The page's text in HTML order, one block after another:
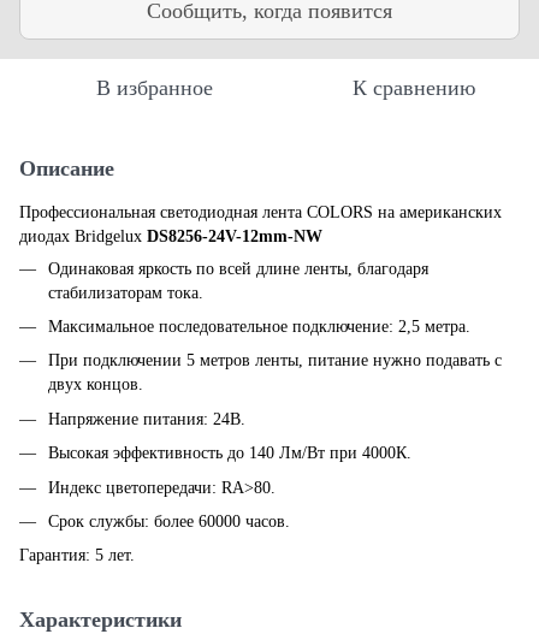
Сообщить, когда появится
В избранное К сравнению
Описание
Профессиональная светодиодная лента COLORS на американских
диодах Bridgelux DS8256-24V-12mm-NW
Одинаковая яркость по всей длине ленты, благодаря
стабилизаторам тока.
Максимальное последовательное подключение: 2,5 метра.
При подключении 5 метров ленты, питание нужно подавать с
двух концов.
Напряжение питания: 24В.
Высокая эффективность до 140 Лм/Вт при 4000К.
Индекс цветопередачи: RA>80.
Срок службы: более 60000 часов.
Гарантия: 5 лет.
Характеристики